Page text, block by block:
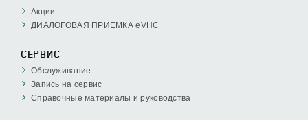
Акции
ДИАЛОГОВАЯ ПРИЕМКА eVHC
СЕРВИС
Обслуживание
Запись на сервис
Справочные материалы и руководства